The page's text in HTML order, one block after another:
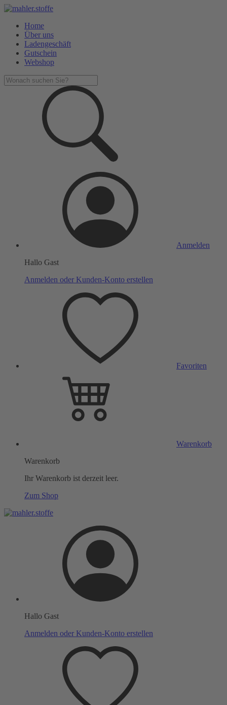
Home
Über uns
Ladengeschäft
Gutschein
Webshop
Anmelden
Hallo Gast
Anmelden oder Kunden-Konto erstellen
Favoriten
Warenkorb
Warenkorb
Ihr Warenkorb ist derzeit leer.
Zum Shop
Hallo Gast
Anmelden oder Kunden-Konto erstellen